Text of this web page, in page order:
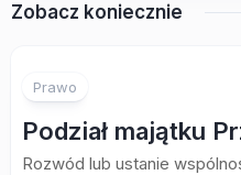
Zobacz koniecznie
Prawo
Podział majątku
Rozwód lub ustanie